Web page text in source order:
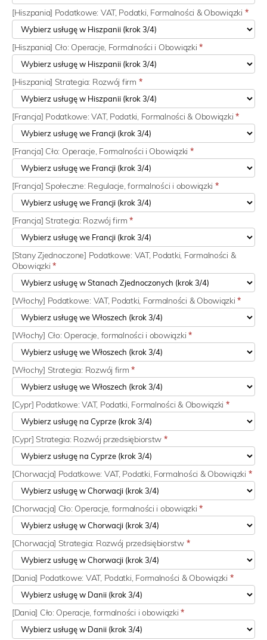
[Hiszpania] Podatkowe: VAT, Podatki, Formalności & Obowiązki *
[Hiszpania] Cło: Operacje, Formalności i Obowiązki*
[Hiszpania] Strategia: Rozwój firm *
[Francja] Podatkowe: VAT, Podatki, Formalności & Obowiązki*
[Francja] Cło: Operacje, Formalności i Obowiązki *
[Francja] Społeczne: Regulacje, formalności i obowiązki *
[Francja] Strategia: Rozwój firm*
[Stany Zjednoczone] Podatkowe: VAT, Podatki, Formalności &
Obowiązki*
[Włochy] Podatkowe: VAT, Podatki, Formalności & Obowiązki*
[Włochy] Cło: Operacje, formalności i obowiązki*
[Włochy] Strategia: Rozwój firm*
[Cypr] Podatkowe: VAT, Podatki, Formalności & Obowiązki *
[Cypr] Strategia: Rozwój przedsiębiorstw *
[Chorwacja] Podatkowe: VAT, Podatki, Formalności & Obowiązki *
[Chorwacja] Cło: Operacje, formalności i obowiązki*
[Chorwacja] Strategia: Rozwój przedsiębiorstw *
[Dania] Podatkowe: VAT, Podatki, Formalności & Obowiązki *
[Dania] Cło: Operacje, formalności i obowiązki*